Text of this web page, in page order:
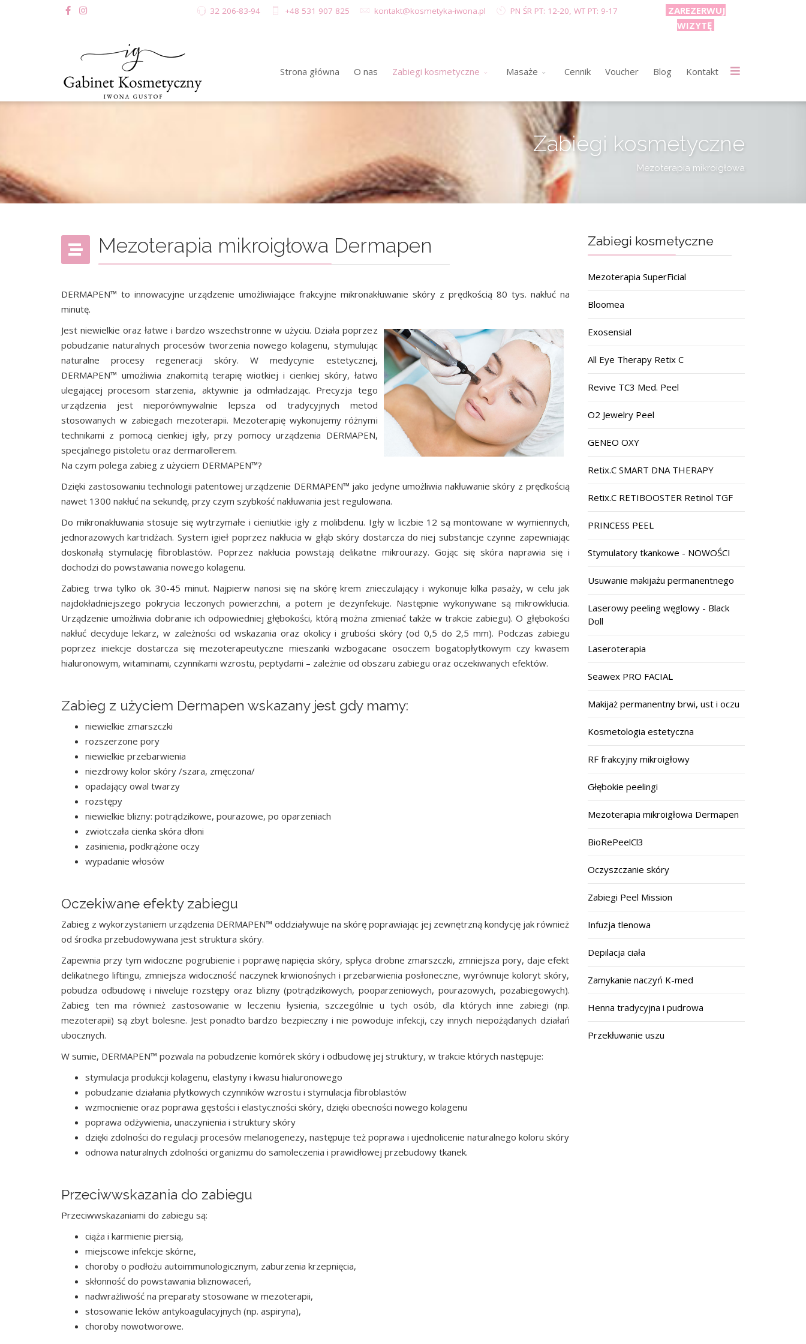
32 206-83-94 +48 531 907 825 kontakt@kosmetyka-iwona.pl PN ŚR PT: 12-20, WT PT: 9-17
ZAREZERWUJ
WIZYTĘ
Strona główna O nas Zabiegi kosmetyczne Masaże Cennik Voucher Blog Kontakt
Zabiegi kosmetyczne
Mezoterapia mikroigłowa
Mezoterapia mikroigłowa Dermapen
DERMAPEN™ to innowacyjne urządzenie umożliwiające frakcyjne mikronakłuwanie skóry z prędkością 80 tys. nakłuć na
minutę.
Jest niewielkie oraz łatwe i bardzo wszechstronne w użyciu. Działa poprzez
pobudzanie naturalnych procesów tworzenia nowego kolagenu, stymulując
naturalne procesy regeneracji skóry. W medycynie estetycznej,
DERMAPEN™ umożliwia znakomitą terapię wiotkiej i cienkiej skóry, łatwo
ulegającej procesom starzenia, aktywnie ja odmładzając. Precyzja tego
urządzenia jest nieporównywalnie lepsza od tradycyjnych metod
stosowanych w zabiegach mezoterapii. Mezoterapię wykonujemy różnymi
technikami z pomocą cienkiej igły, przy pomocy urządzenia DERMAPEN,
specjalnego pistoletu oraz dermarollerem.
Na czym polega zabieg z użyciem DERMAPEN™?
Dzięki zastosowaniu technologii patentowej urządzenie DERMAPEN™ jako jedyne umożliwia nakłuwanie skóry z prędkością
nawet 1300 nakłuć na sekundę, przy czym szybkość nakłuwania jest regulowana.
Do mikronakłuwania stosuje się wytrzymałe i cieniutkie igły z molibdenu. Igły w liczbie 12 są montowane w wymiennych,
jednorazowych kartridżach. System igieł poprzez nakłucia w głąb skóry dostarcza do niej substancje czynne zapewniając
doskonałą stymulację fibroblastów. Poprzez nakłucia powstają delikatne mikrourazy. Gojąc się skóra naprawia się i
dochodzi do powstawania nowego kolagenu.
Zabieg trwa tylko ok. 30-45 minut. Najpierw nanosi się na skórę krem znieczulający i wykonuje kilka pasaży, w celu jak
najdokładniejszego pokrycia leczonych powierzchni, a potem je dezynfekuje. Następnie wykonywane są mikrowkłucia.
Urządzenie umożliwia dobranie ich odpowiedniej głębokości, którą można zmieniać także w trakcie zabiegu). O głębokości
nakłuć decyduje lekarz, w zależności od wskazania oraz okolicy i grubości skóry (od 0,5 do 2,5 mm). Podczas zabiegu
poprzez iniekcje dostarcza się mezoterapeutyczne mieszanki wzbogacane osoczem bogatopłytkowym czy kwasem
hialuronowym, witaminami, czynnikami wzrostu, peptydami – zależnie od obszaru zabiegu oraz oczekiwanych efektów.
Zabieg z użyciem Dermapen wskazany jest gdy mamy:
niewielkie zmarszczki
rozszerzone pory
niewielkie przebarwienia
niezdrowy kolor skóry /szara, zmęczona/
opadający owal twarzy
rozstępy
niewielkie blizny: potrądzikowe, pourazowe, po oparzeniach
zwiotczała cienka skóra dłoni
zasinienia, podkrążone oczy
wypadanie włosów
Oczekiwane efekty zabiegu
Zabieg z wykorzystaniem urządzenia DERMAPEN™ oddziaływuje na skórę poprawiając jej zewnętrzną kondycję jak również
od środka przebudowywana jest struktura skóry.
Zapewnia przy tym widoczne pogrubienie i poprawę napięcia skóry, spłyca drobne zmarszczki, zmniejsza pory, daje efekt
delikatnego liftingu, zmniejsza widoczność naczynek krwionośnych i przebarwienia posłoneczne, wyrównuje koloryt skóry,
pobudza odbudowę i niweluje rozstępy oraz blizny (potrądzikowych, pooparzeniowych, pourazowych, pozabiegowych).
Zabieg ten ma również zastosowanie w leczeniu łysienia, szczególnie u tych osób, dla których inne zabiegi (np.
mezoterapii) są zbyt bolesne. Jest ponadto bardzo bezpieczny i nie powoduje infekcji, czy innych niepożądanych działań
ubocznych.
W sumie, DERMAPEN™ pozwala na pobudzenie komórek skóry i odbudowę jej struktury, w trakcie których następuje:
stymulacja produkcji kolagenu, elastyny i kwasu hialuronowego
pobudzanie działania płytkowych czynników wzrostu i stymulacja fibroblastów
wzmocnienie oraz poprawa gęstości i elastyczności skóry, dzięki obecności nowego kolagenu
poprawa odżywienia, unaczynienia i struktury skóry
dzięki zdolności do regulacji procesów melanogenezy, następuje też poprawa i ujednolicenie naturalnego koloru skóry
odnowa naturalnych zdolności organizmu do samoleczenia i prawidłowej przebudowy tkanek.
Przeciwwskazania do zabiegu
Przeciwwskazaniami do zabiegu są:
ciąża i karmienie piersią,
miejscowe infekcje skórne,
choroby o podłożu autoimmunologicznym, zaburzenia krzepnięcia,
skłonność do powstawania bliznowaceń,
nadwrażliwość na preparaty stosowane w mezoterapii,
stosowanie leków antykoagulacyjnych (np. aspiryna),
choroby nowotworowe.
Zabiegi kosmetyczne
Mezoterapia SuperFicial
Bloomea
Exosensial
All Eye Therapy Retix C
Revive TC3 Med. Peel
O2 Jewelry Peel
GENEO OXY
Retix.C SMART DNA THERAPY
Retix.C RETIBOOSTER Retinol TGF
PRINCESS PEEL
Stymulatory tkankowe - NOWOŚCI
Usuwanie makijażu permanentnego
Laserowy peeling węglowy - Black
Doll
Laseroterapia
Seawex PRO FACIAL
Makijaż permanentny brwi, ust i oczu
Kosmetologia estetyczna
RF frakcyjny mikroigłowy
Głębokie peelingi
Mezoterapia mikroigłowa Dermapen
BioRePeelCl3
Oczyszczanie skóry
Zabiegi Peel Mission
Infuzja tlenowa
Depilacja ciała
Zamykanie naczyń K-med
Henna tradycyjna i pudrowa
Przekłuwanie uszu